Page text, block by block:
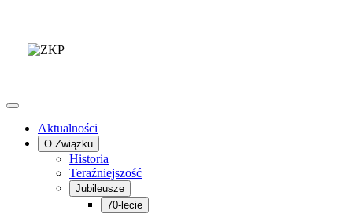
Aktualności
O Związku
Historia
Teraźniejszość
Jubileusze
70-lecie